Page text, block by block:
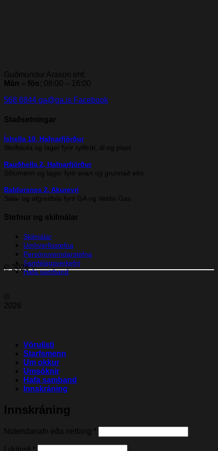
Guðmundur Arason ehf.
Mán – fös: 08:00 – 16:00
568 6844 ga@ga.is Facebook
Staðsetningar
Íshella 10, Hafnarfjörður
Skrifstofa og lager fyrir ryðfrítt, ál og plast.
Rauðhella 2, Hafnarfjörður
Sölumenn og lager fyrir svart og grunnað efni.
Baldursnes 2, Akureyri
Sala- og afgreiðsla fyrir GA og Veldix Gas
Stefnur og skilmálar
Skilmálar
Umhverfisstefna
Persónuverndarstefna
Samfélagsverkefni
Hafa samband
© 2026
©
2026
Vörulisti
Starfsmenn
Um okkur
Umsóknir
Hafa samband
Innskráning
Innskráning
Notendanafn eða netfang *